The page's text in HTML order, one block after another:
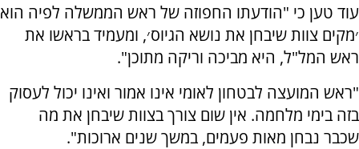
עוד טען כי "הודעתו החפוזה של ראש הממשלה לפיה הוא
׳מקים צוות שיבחן את נושא הגיוס׳, ומעמיד בראשו את
ראש המל"ל, היא מביכה וריקה מתוכן".
"ראש המועצה לבטחון לאומי אינו אמור ואינו יכול לעסוק
בזה בימי מלחמה. אין שום צורך בצוות שיבחן את מה
שכבר נבחן מאות פעמים, במשך שנים ארוכות".